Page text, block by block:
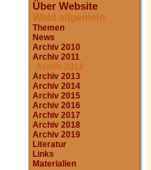
Über Website
Wald allgemein
Themen
News
Archiv 2010
Archiv 2011
Archiv 2012
Archiv 2013
Archiv 2014
Archiv 2015
Archiv 2016
Archiv 2017
Archiv 2018
Archiv 2019
Literatur
Links
Materialien